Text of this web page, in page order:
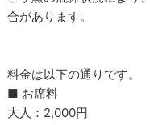
合があります。
料金は以下の通りです。
■ お席料
大人：2,000円